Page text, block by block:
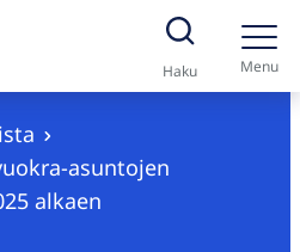
Haku Menu
asuntojen
alkaen